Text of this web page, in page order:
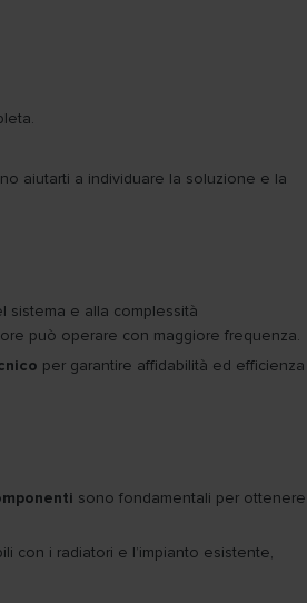
aiutarti a individuare la soluzione e la
sistema e alla complessità
può operare con maggiore frequenza.
per garantire affidabilità ed efficienza
sono fondamentali per ottenere
con i radiatori e l’impianto esistente,